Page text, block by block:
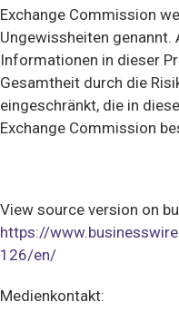
Exchange Commission
Ungewissheiten
Informationen in dieser
Gesamtheit durch die
eingeschränkt, die in
Exchange Commission
View source version on
https://
126/en/
Medienkontakt: